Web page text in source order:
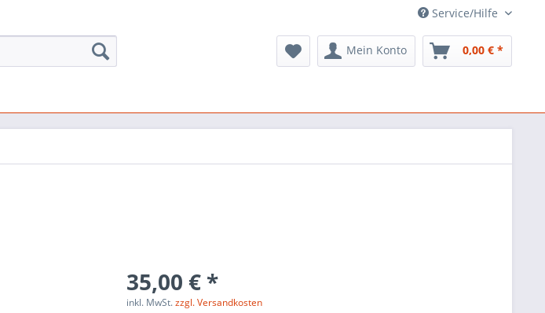
Service/Hilfe
Mein Konto 0,00 € *
35,00 € *
inkl. MwSt.zzgl. Versandkosten